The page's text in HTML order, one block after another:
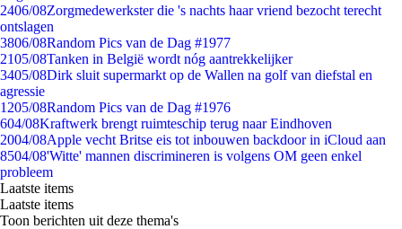
2406/08Zorgmedewerkster die 's nachts haar vriend bezocht terecht
ontslagen
3806/08Random Pics van de Dag #1977
2105/08Tanken in België wordt nóg aantrekkelijker
3405/08Dirk sluit supermarkt op de Wallen na golf van diefstal en
agressie
1205/08Random Pics van de Dag #1976
604/08Kraftwerk brengt ruimteschip terug naar Eindhoven
2004/08Apple vecht Britse eis tot inbouwen backdoor in iCloud aan
8504/08'Witte' mannen discrimineren is volgens OM geen enkel
probleem
Laatste items
Laatste items
Toon berichten uit deze thema's